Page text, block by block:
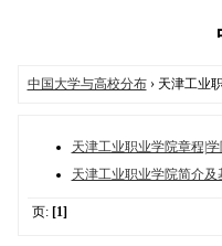
中国大学与高校分布› 天津工业
天津工业职业学院章程|
天津工业职业学院简介
页: [1]